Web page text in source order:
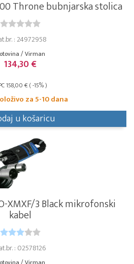
Throne bubnjarska stolica
: 24972958
/ Virman
134,30 €
158,00 € ( -15% )
za 5-10 dana
u košaricu
XMXF/3 Black mikrofonski
kabel
: 02578126